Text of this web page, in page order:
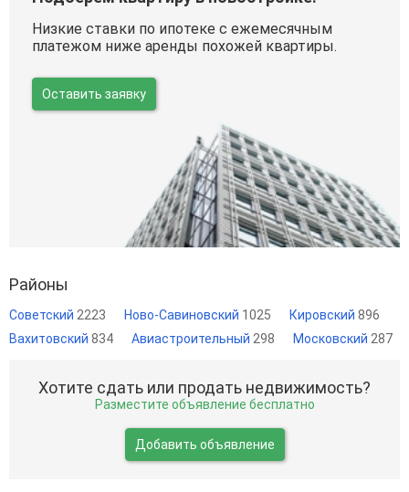
Низкие ставки по ипотеке с ежемесячным
платежом ниже аренды похожей квартиры.
Оставить заявку
Районы
Советский 2223 Ново-Савиновский 1025 Кировский 896
Вахитовский 834 Авиастроительный 298 Московский 287
Хотите сдать или продать недвижимость?
Разместите объявление бесплатно
Добавить объявление